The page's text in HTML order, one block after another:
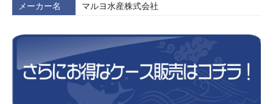
メーカー名
マルヨ水産株式会社